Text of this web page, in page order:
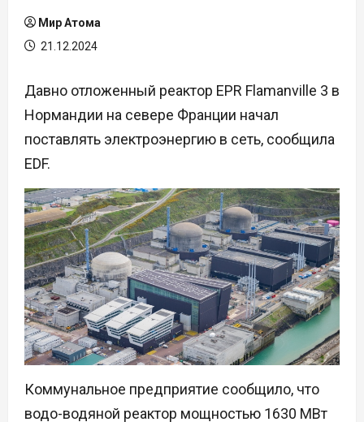
Мир Атома
21.12.2024
Давно отложенный реактор EPR Flamanville 3 в
Нормандии на севере Франции начал
поставлять электроэнергию в сеть, сообщила
EDF.
Коммунальное предприятие сообщило, что
водо-водяной реактор мощностью 1630 МВт